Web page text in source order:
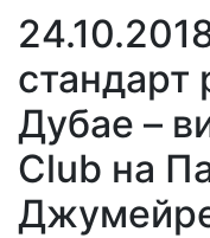
стандарт
Дубае –
Club на